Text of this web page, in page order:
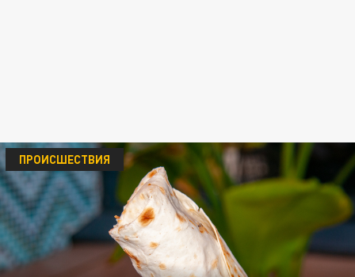
ПРОИСШЕСТВИЯ